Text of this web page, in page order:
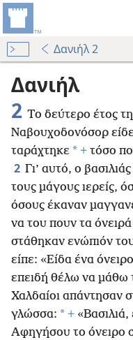
Δανιήλ 2
Δανιήλ
2 Το δεύτερο έτος
Ναβουχοδονόσορ
ταράχτηκε * + τόσο
2 Γι’ αυτό, ο
τους μάγους ιερείς,
όσους έκαναν
να του πουν τα
στάθηκαν ενώπιόν
είπε: «Είδα ένα
επειδή θέλω να μάθω
Χαλδαίοι απάντησαν
γλώσσα: * + «Βασιλιά,
Αφηγήσου το όνειρο